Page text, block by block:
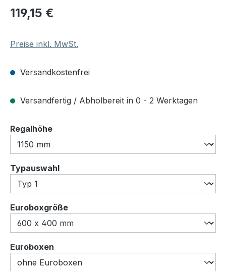
Regulärer Preis:
119,15 €
Preise inkl. MwSt.
Versandkostenfrei
Versandfertig / Abholbereit in 0 - 2 Werktagen
Regalhöheauswählen
Typauswahlauswählen
Euroboxgrößeauswählen
Euroboxen